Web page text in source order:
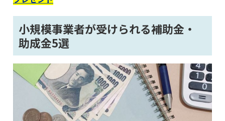
小規模事業者が受けられる補助金・
助成金5選